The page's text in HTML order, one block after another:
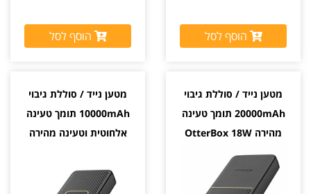
הוסף לסל הוסף לסל
מטען נייד / סוללת גיבוי
20000mAh תומך טעינה
מהירה OtterBox 18W
מטען נייד / סוללת גיבוי
10000mAh תומך טעינה
אלחוטית וטעינה מהירה